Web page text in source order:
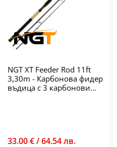
NGT XT Feeder Rod 11ft
3,30m - Карбонова фидер
въдица с 3 карбонови
33.00 € / 64.54 лв.